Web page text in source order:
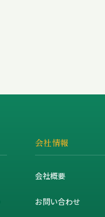
会社情報
会社概要
お問い合わせ